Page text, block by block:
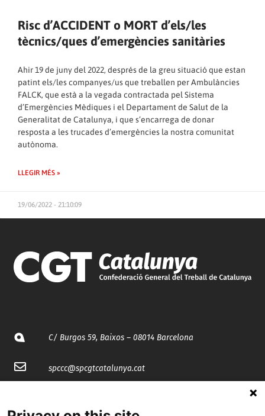
Risc d’ACCIDENT o MORT d’els/les
tècnics/ques d’emergències sanitàries
Ahir 19 de juny del 2022, després de la greu situació que estan
patint els/les companyes/us que treballen per Ambulàncies
FALCK, que està a la vegada contractada pel Sistema
d’Emergències Mèdiques i el Departament de Salut de la
Generalitat de Catalunya, i que s’encarrega de donar
resposta a les trucades d’emergències la nostra comunitat
autònoma.
LLEGIR MÉS »
19/06/2022 - 21:10:09
C/ Burgos 59, Baixos – 08014 Barcelona
spccc@spcgtcatalunya.cat